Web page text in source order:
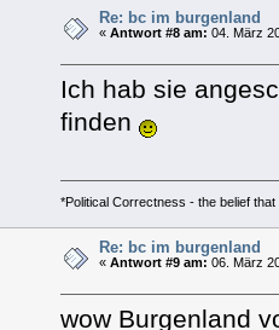
Re: bc im burgenland
«Antwort #8 am: 04. März
Ich hab sie
finden
*Political Correctness - the belief
Re: bc im burgenland
«Antwort #9 am: 06. März
wow Burgenland